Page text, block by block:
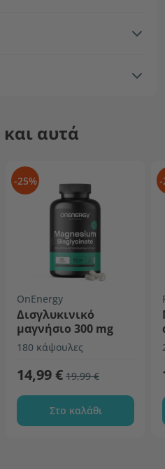
αυτά
-25%
OnEnergy
Δισγλυκινικό
μαγνήσιο 300 mg
180 κάψουλες
14,99 € 19,99 €
Στο καλάθι
-